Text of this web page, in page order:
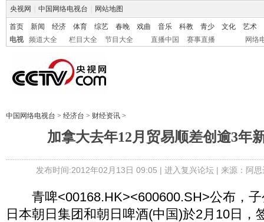
央视网 中国网络电视台 网站地图
首页 新闻 经济 体育 综艺 春晚 戏曲 音乐 科教 青少 文化
艺术
电视
频道大全 栏目大全 节目大全 直播中国 赛事直播 网络
中国网络电视台 > 经济台 > 财经资讯 >
加拿大去年12月贸易顺差创逾3年
发布时间:2012年02月13日 09:05 | 进入复兴论坛| 来源：阿
青啤<00168.HK><600600.SH>公布，子
日本朝日集团和朝日啤酒(中国)於2月10日，